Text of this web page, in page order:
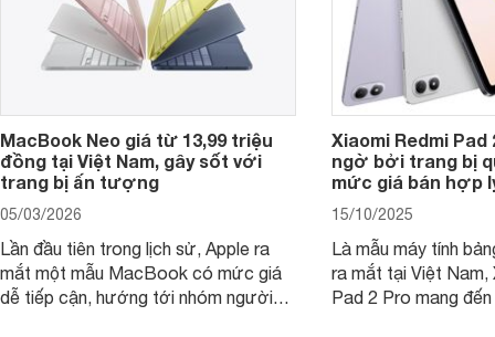
MacBook Neo giá từ 13,99 triệu
đồng tại Việt Nam, gây sốt với
trang bị ấn tượng
05/03/2026
Lần đầu tiên trong lịch sử, Apple ra
mắt một mẫu MacBook có mức giá
dễ tiếp cận, hướng tới nhóm người
Xiaomi Redmi Pad
ngờ bởi trang bị
mức giá bán hợp
15/10/2025
Là mẫu máy tính
ra mắt tại Việt Nam,
Pad 2 Pro mang